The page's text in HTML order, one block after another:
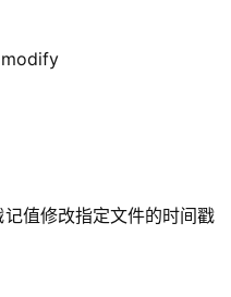
值修改指定文件的时间戳